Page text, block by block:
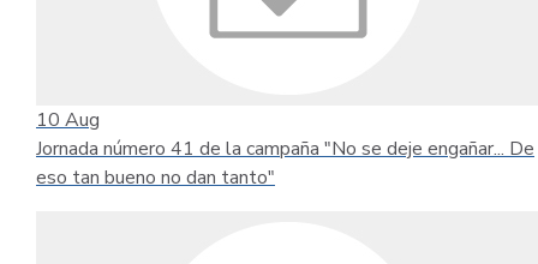
10 Aug
Jornada número 41 de la campaña "No se deje engañar... De
eso tan bueno no dan tanto"